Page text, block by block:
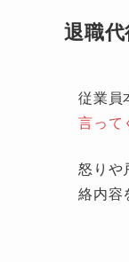
退職
従業員
言って
怒りや
絡内容